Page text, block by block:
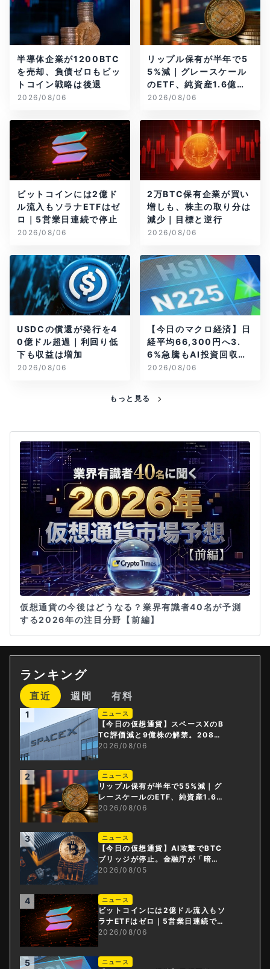
半導体企業が1200BTC
を売却、負債ゼロもビッ
トコイン戦略は後退
2026/08/06
リップル保有が半年で5
5%減｜グレースケール
のETF、純資産1.6億ド
ル減
2026/08/06
ビットコインには2億ド
ル流入もソラナETFはゼ
ロ｜5営業日連続で停止
2026/08/06
2万BTC保有企業が買い
増しも、株主の取り分は
減少｜目標と逆行
2026/08/06
USDCの償還が発行を4
0億ドル超過｜利回り低
下も収益は増加
2026/08/06
【今日のマクロ経済】日
経平均66,300円へ3.
6%急騰もAI投資回収懸
念が再燃
2026/08/06
もっと見る
仮想通貨の今後はどうなる？業界有識者40名が予測
する2026年の注目分野【前編】
ランキング
直近 週間 有料
1 ニュース
【今日の仮想通貨】スペースXのB
TC評価減と9億株の解禁。208億
円相当のBTCが盗難
2026/08/06
2 ニュース
リップル保有が半年で55%減｜グ
レースケールのETF、純資産1.6億
ドル減
2026/08/06
3 ニュース
【今日の仮想通貨】AI攻撃でBTC
ブリッジが停止。金融庁が「暗号
資産・ステーブルコイン課」新設
2026/08/05
4 ニュース
ビットコインには2億ドル流入もソ
ラナETFはゼロ｜5営業日連続で停
止
2026/08/06
5 ニュース